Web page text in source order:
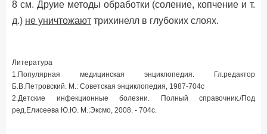
8 см. Друие методы обработки (соление, копчение и т.
д.) не уничтожают трихинелл в глубоких слоях.
Литература
1.Популярная медицинская энциклопедия. Гл.редактор
Б.В.Петровский. М.: Советская энциклопедия, 1987-704с
2.Детские инфекционные болезни. Полный справочник./Под
ред.Елисеева Ю.Ю. М.:Эксмо, 2008. - 704с.